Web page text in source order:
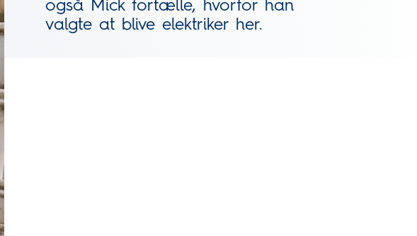
også Mick fortælle, hvorfor han
valgte at blive elektriker her.